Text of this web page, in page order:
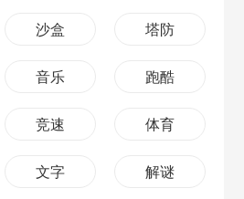
沙盒 塔防
音乐 跑酷
竞速 体育
文字 解谜